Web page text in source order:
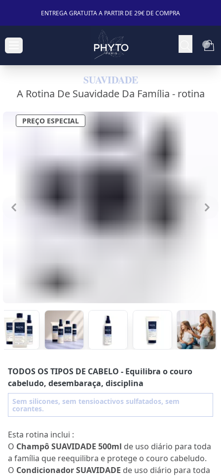
ENTREGA GRATUITA A PARTIR DE 29€ DE COMPRA
SUAVIDADE
A Rotina De Suavidade Da Família - rotina
PREÇO ESPECIAL
TODOS OS TIPOS DE CABELO - Equilibra o couro
cabeludo, desembaraça, disciplina
Sem silicones, sem tensioactivos sulfatados, sem
corantes.
Esta rotina inclui :
O Champô SUAVIDADE 500ml de uso diário para toda
a família que reequilibra e protege o couro cabeludo.
O Condicionador SUAVIDADE de uso diário para toda